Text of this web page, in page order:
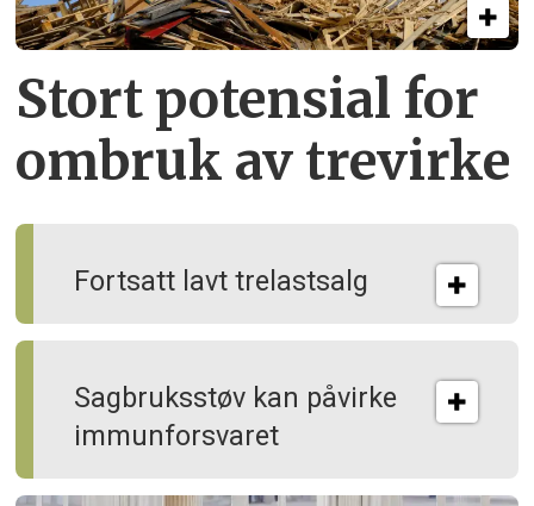
Stort potensial for
ombruk av tre­virke
Fortsatt lavt trelastsalg
Sagbruksstøv kan på­virke
immun­forsvaret